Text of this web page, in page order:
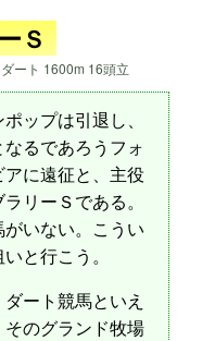
Ｓ
ート 1600m 16頭立
ップは引退し、
るであろうフォ
に遠征と、主役
リーＳである。
いない。こうい
と行こう。
ダート競馬といえ
のグランド牧場